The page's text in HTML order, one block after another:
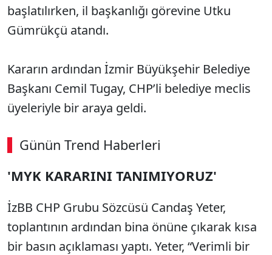
başlatılırken, il başkanlığı görevine Utku
Gümrükçü atandı.
Kararın ardından İzmir Büyükşehir Belediye
Başkanı Cemil Tugay, CHP’li belediye meclis
üyeleriyle bir araya geldi.
Günün Trend Haberleri
00:03 / 08:15
'MYK KARARINI TANIMIYORUZ'
İzBB CHP Grubu Sözcüsü Candaş Yeter,
toplantının ardından bina önüne çıkarak kısa
bir basın açıklaması yaptı. Yeter, “Verimli bir